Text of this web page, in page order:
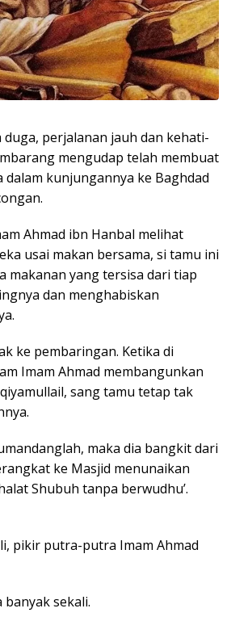
duga, perjalanan jauh dan kehati-
mengudap telah membuat
kunjungannya ke Baghdad
Ahmad ibn Hanbal melihat
usai makan bersama, si tamu ini
makanan yang tersisa dari tiap
dan menghabiskan
ke pembaringan. Ketika di
Imam Ahmad membangunkan
sang tamu tetap tak
maka dia bangkit dari
ke Masjid menunaikan
Shubuh tanpa berwudhu’.
pikir putra-putra Imam Ahmad
banyak sekali.